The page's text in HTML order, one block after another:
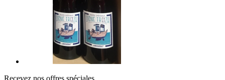
Recevez nos offres spéciales